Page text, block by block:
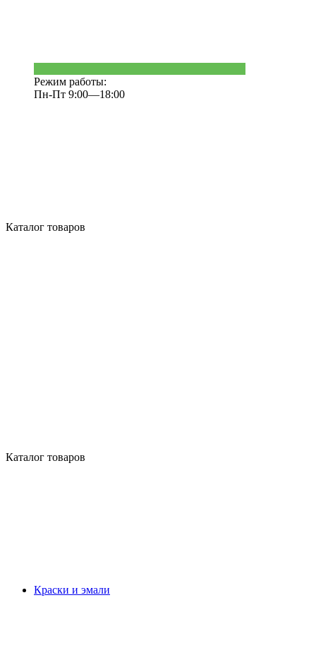
Режим работы:
Пн-Пт 9:00—18:00
Каталог товаров
Каталог товаров
Краски и эмали